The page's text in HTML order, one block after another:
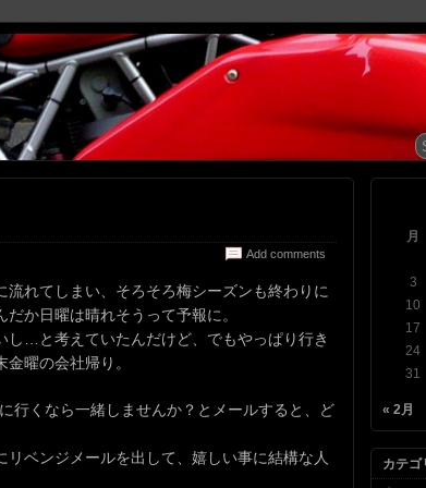
Add comments
れてしまい、そろそろ梅シーズンも終わりに
か日曜は晴れそうって予報に。
し…と考えていたんだけど、でもやっぱり行き
曜の会社帰り。
行くなら一緒しませんか？とメールすると、ど
ベンジメールを出して、嬉しい事に結構な人
月
3
10
17
24
31
« 2月
カテゴ